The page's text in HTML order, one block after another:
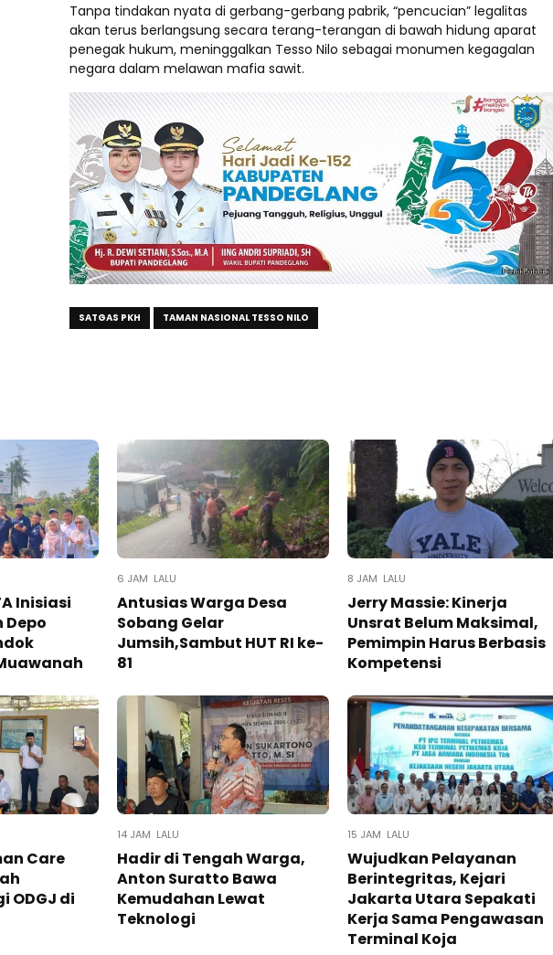
Tanpa tindakan nyata di gerbang-gerbang pabrik, “pencucian” legalitas
akan terus berlangsung secara terang-terangan di bawah hidung aparat
penegak hukum, meninggalkan Tesso Nilo sebagai monumen kegagalan
negara dalam melawan mafia sawit.
SATGAS PKH TAMAN NASIONAL TESSO NILO
Inisiasi
Depo
6 JAM LALU
Antusias Warga Desa
Sobang Gelar
Jumsih,Sambut HUT RI ke-
81
8 JAM LALU
Jerry Massie: Kinerja
Unsrat Belum Maksimal,
Pemimpin Harus Berbasis
Kompetensi
Care
ODGJ di
14 JAM LALU
Hadir di Tengah Warga,
Anton Suratto Bawa
Kemudahan Lewat
Teknologi ​
15 JAM LALU
Wujudkan Pelayanan
Berintegritas, Kejari
Jakarta Utara Sepakati
Kerja Sama Pengawasan
Terminal Koja